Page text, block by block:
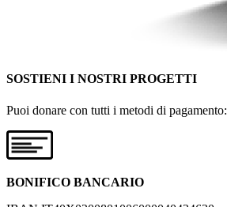
SOSTIENI I NOSTRI PROGETTI
Puoi donare con tutti i metodi di pagamento:
BONIFICO BANCARIO